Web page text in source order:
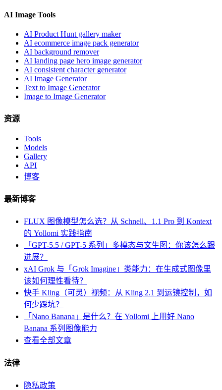
AI Image Tools
AI Product Hunt gallery maker
AI ecommerce image pack generator
AI background remover
AI landing page hero image generator
AI consistent character generator
AI Image Generator
Text to Image Generator
Image to Image Generator
资源
Tools
Models
Gallery
API
博客
最新博客
FLUX 图像模型怎么选？从 Schnell、1.1 Pro 到 Kontext
的 Yollomi 实践指南
「GPT-5.5 / GPT-5 系列」多模态与文生图：你该怎么跟
进展？
xAI Grok 与「Grok Imagine」类能力：在生成式图像里
该如何理性看待？
快手 Kling（可灵）视频：从 Kling 2.1 到运镜控制，如
何少踩坑？
「Nano Banana」是什么？在 Yollomi 上用好 Nano
Banana 系列图像能力
查看全部文章
法律
隐私政策